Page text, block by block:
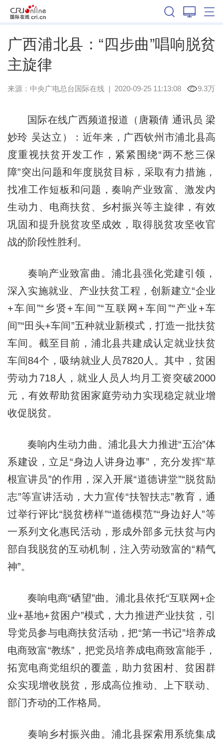
广西浦北县：“四步曲”唱响脱贫
主旋律
来源： 中央广电总台国际在线| 2020-09-25 11:13:08 9.3万
国际在线广西频道报道（唐颖倩 通讯员 梁
妙玲 吴达立）：近年来，广西钦州市浦北县高
度重视扶贫开发工作，紧紧围绕“两不愁三保
障”突出问题和年度脱贫目标，采取有力措施，
找准工作短板和问题，奏响产业致富、激发内
生动力、电商扶贫、乡村振兴等主旋律，有效
巩固和提升脱贫攻坚成效，取得脱贫攻坚收官
战的阶段性胜利。
奏响产业致富曲。浦北县强化党建引领，
深入实施就业、产业扶贫工程，创新建立“企业
+车间”“乡贤+车间”“互联网+车间”“产业+车
间”“田头+车间”五种就业新模式，打造一批扶贫
车间。截至目前，浦北县共建成认定就业扶贫
车间84个，吸纳就业人员7820人。其中，贫困
劳动力718人，就业人员人均月工资突破2000
元，有效帮助贫困家庭劳动力实现稳定就业增
收促脱贫。
奏响内生动力曲。浦北县大力推进“五治”体
系建设，立足“身边人讲身边事”，充分发挥“草
根宣讲员”的作用，深入开展“道德讲堂”“脱贫励
志”等宣讲活动，大力宣传“扶智扶志”教育，通
过举行评比“脱贫榜样”“道德模范”“身边好人”等
一系列文化惠民活动，形成外部多元扶贫与内
部自我脱贫的互动机制，注入劳动致富的“精气
神”。
奏响电商“硒望”曲。浦北县依托“互联网+企
业+基地+贫困户”模式，大力推进产业扶贫，引
导党员参与电商扶贫活动，把“第一书记”培养成
电商致富“教练”，把党员培养成电商致富能手，
拓宽电商党组织的覆盖，助力贫困村、贫困群
众实现增收脱贫，形成高位推动、上下联动、
部门齐动的工作格局。
奏响乡村振兴曲。浦北县探索用系统集成